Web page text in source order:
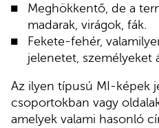
Meghökkentő, de a
madarak, virágok, fák.
Fekete-fehér,
jelenetet, személyeket
Az ilyen típusú MI-képek
csoportokban vagy
amelyek valami hasonló